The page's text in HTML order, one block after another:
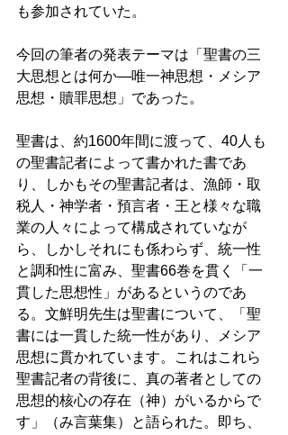
も参加されていた。
今回の筆者の発表テーマは「聖書の三
大思想とは何か―唯一神思想・メシア
思想・贖罪思想」であった。
聖書は、約1600年間に渡って、40人も
の聖書記者によって書かれた書であ
り、しかもその聖書記者は、漁師・取
税人・神学者・預言者・王と様々な職
業の人々によって構成されていなが
ら、しかしそれにも係わらず、統一性
と調和性に富み、聖書66巻を貫く「一
貫した思想性」があるというのであ
る。文鮮明先生は聖書について、「聖
書には一貫した統一性があり、メシア
思想に貫かれています。これはこれら
聖書記者の背後に、真の著者としての
思想的核心の存在（神）がいるからで
す」（み言葉集）と語られた。即ち、